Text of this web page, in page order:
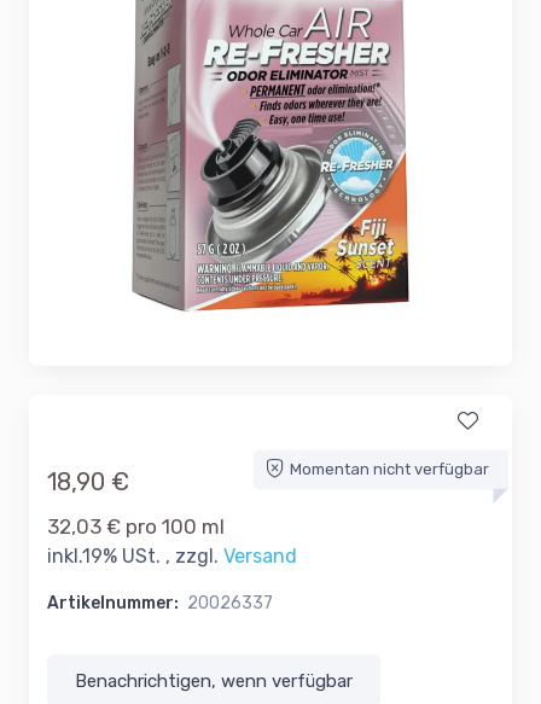
Momentan nicht verfügbar
18,90 €
32,03 € pro 100 ml
inkl.19% USt. , zzgl. Versand
Artikelnummer: 20026337
Benachrichtigen, wenn verfügbar